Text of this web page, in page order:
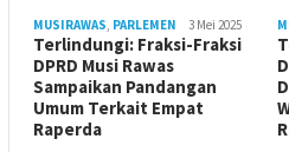
MUSIRAWAS, PARLEMEN 3 Mei 2025
Terlindungi: Fraksi-Fraksi
DPRD Musi Rawas
Sampaikan Pandangan
Umum Terkait Empat
Raperda